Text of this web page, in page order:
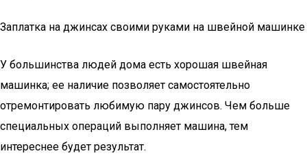
Заплатка на джинсах своими руками на швейной машинке
У большинства людей дома есть хорошая швейная
машинка; ее наличие позволяет самостоятельно
отремонтировать любимую пару джинсов. Чем больше
специальных операций выполняет машина, тем
интереснее будет результат.